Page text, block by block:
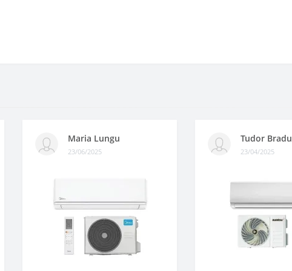
Maria Lungu
23/06/2025
Tudor Bradu
23/04/2025